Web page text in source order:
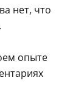
нет, что
опыте